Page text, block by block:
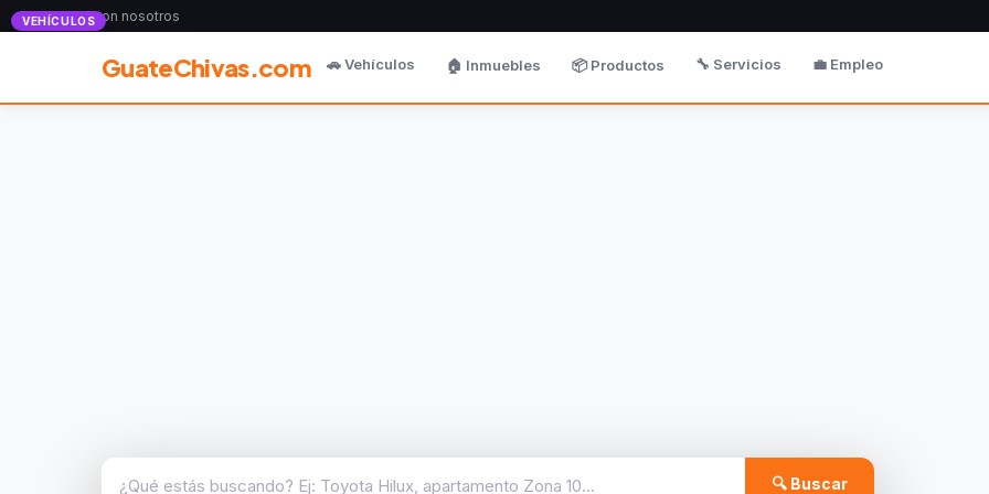
Anunciate con nosotros
GuateChivas.com 🚗 Vehículos 🏠 Inmuebles 📦 Productos 🔧 Servicios 💼 Empleo
🔍 Buscar
VEHÍCULOS